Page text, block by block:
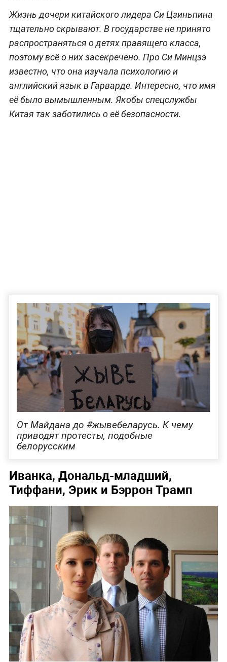
Жизнь дочери китайского лидера Си Цзиньпина
тщательно скрывают. В государстве не принято
распространяться о детях правящего класса,
поэтому всё о них засекречено. Про Си Минцзэ
известно, что она изучала психологию и
английский язык в Гарварде. Интересно, что имя
её было вымышленным. Якобы спецслужбы
Китая так заботились о её безопасности.
От Майдана до #жывебеларусь. К чему
приводят протесты, подобные
белорусским
Иванка, Дональд-младший,
Тиффани, Эрик и Бэррон Трамп